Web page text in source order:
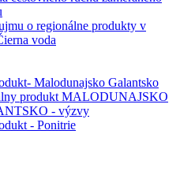
o regionálne produkty v
voda
Malodunajsko Galantsko
produkt MALODUNAJSKO
- výzvy
- Ponitrie